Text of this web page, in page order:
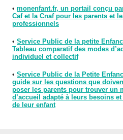
• monenfant.fr, un portail conçu
Caf et la Cnaf pour les parents et
professionnels
• Service Public de la petite
Tableau comparatif des modes
individuel et collectif
• Service Public de la Petite
guide sur les questions que
poser les parents pour trouver un
d’accueil adapté à leurs besoins
de leur enfant